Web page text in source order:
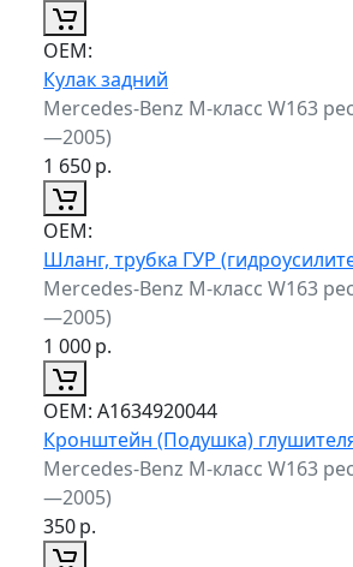
ОЕМ:
Кулак задний
Mercedes-Benz M-класс W163
—2005)
1 650р.
ОЕМ:
Шланг, трубка ГУР
Mercedes-Benz M-класс W163
—2005)
1 000р.
ОЕМ: A1634920044
Кронштейн (Подушка)
Mercedes-Benz M-класс W163
—2005)
350р.